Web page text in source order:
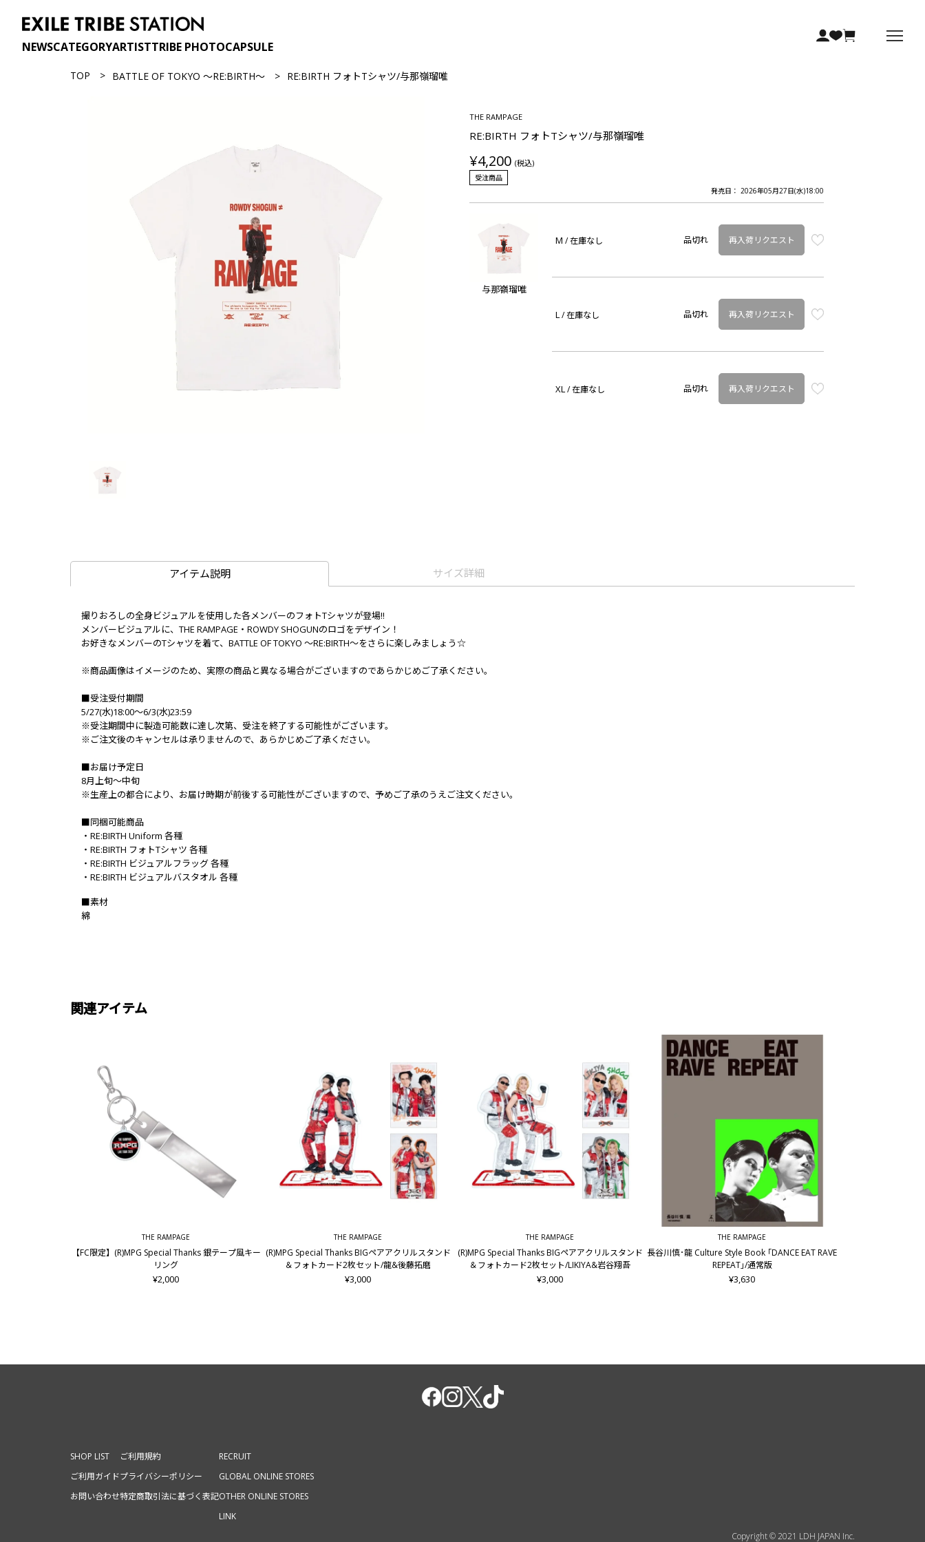
NEWSCATEGORYARTISTTRIBE PHOTOCAPSULE
TOP BATTLE OF TOKYO ～RE:BIRTH～ RE:BIRTH フォトTシャツ/与那嶺瑠唯
THE RAMPAGE
RE:BIRTH フォトTシャツ/与那嶺瑠唯
¥4,200 (税込)
受注商品
発売日： 2026年05月27日(水)18:00
与那嶺瑠唯
M / 在庫なし 品切れ 再入荷リクエスト
L / 在庫なし 品切れ 再入荷リクエスト
XL / 在庫なし 品切れ 再入荷リクエスト
アイテム説明 サイズ詳細
撮りおろしの全身ビジュアルを使用した各メンバーのフォトTシャツが登場!!
メンバービジュアルに、THE RAMPAGE・ROWDY SHOGUNのロゴをデザイン！
お好きなメンバーのTシャツを着て、BATTLE OF TOKYO ～RE:BIRTH～をさらに楽しみましょう☆
※商品画像はイメージのため、実際の商品と異なる場合がございますのであらかじめご了承ください。
■受注受付期間
5/27(水)18:00～6/3(水)23:59
※受注期間中に製造可能数に達し次第、受注を終了する可能性がございます。
※ご注文後のキャンセルは承りませんので、あらかじめご了承ください。
■お届け予定日
8月上旬～中旬
※生産上の都合により、お届け時期が前後する可能性がございますので、予めご了承のうえご注文ください。
■同梱可能商品
・RE:BIRTH Uniform 各種
・RE:BIRTH フォトTシャツ 各種
・RE:BIRTH ビジュアルフラッグ 各種
・RE:BIRTH ビジュアルバスタオル 各種
■素材
綿
関連アイテム
THE RAMPAGE
【FC限定】(R)MPG Special Thanks 銀テープ風キー
リング
¥2,000
THE RAMPAGE
(R)MPG Special Thanks BIGペアアクリルスタンド
＆フォトカード2枚セット/龍&後藤拓磨
¥3,000
THE RAMPAGE
(R)MPG Special Thanks BIGペアアクリルスタンド
＆フォトカード2枚セット/LIKIYA&岩谷翔吾
¥3,000
THE RAMPAGE
長谷川慎･龍 Culture Style Book ｢DANCE EAT RAVE
REPEAT｣/通常版
¥3,630
SHOP LIST
ご利用ガイド
お問い合わせ
ご利用規約
プライバシーポリシー
特定商取引法に基づく表記
RECRUIT
GLOBAL ONLINE STORES
OTHER ONLINE STORES
LINK
Copyright © 2021 LDH JAPAN Inc.